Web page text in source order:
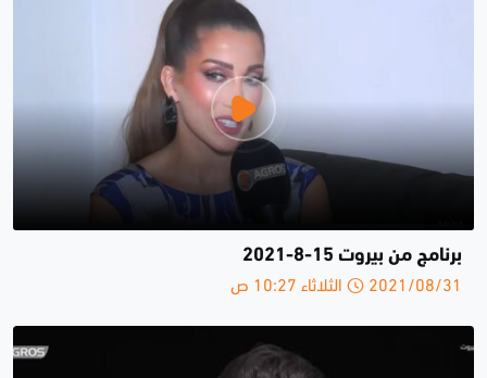
برنامج من بيروت 15-8-2021
2021/08/31 الثلاثاء 10:27 ص